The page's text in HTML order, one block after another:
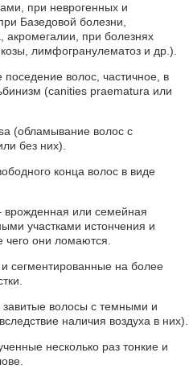
при неврогенных и
Базедовой болезни,
акромегалии, при болезнях
лимфогранулематоз и др.).
волос, частичное, в
(canities praematura или
(обламывание волос с
без них).
конца волос в виде
или семейная
участками истончения и
чего они ломаются.
сегментированные на более
волосы с темными и
наличия воздуха в них).
несколько раз тонкие и